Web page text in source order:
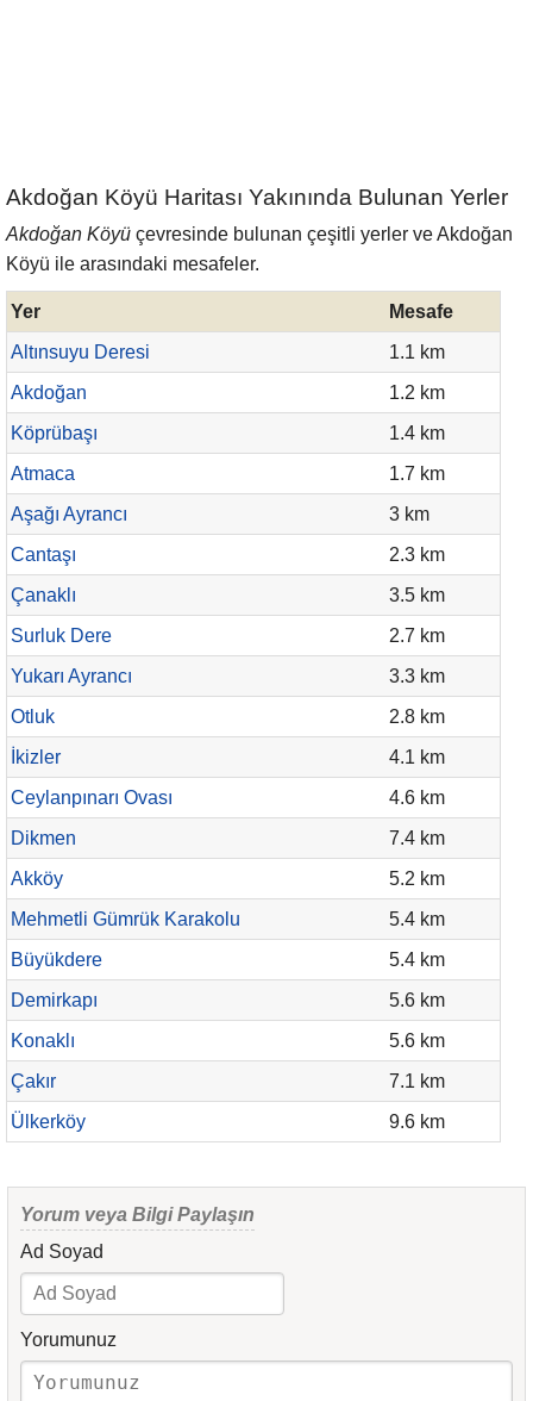
Akdoğan Köyü Haritası Yakınında Bulunan Yerler
Akdoğan Köyü çevresinde bulunan çeşitli yerler ve Akdoğan
Köyü ile arasındaki mesafeler.
Yer
Mesafe
Altınsuyu Deresi
1.1 km
Akdoğan
1.2 km
Köprübaşı
1.4 km
Atmaca
1.7 km
Aşağı Ayrancı
3 km
Cantaşı
2.3 km
Çanaklı
3.5 km
Surluk Dere
2.7 km
Yukarı Ayrancı
3.3 km
Otluk
2.8 km
İkizler
4.1 km
Ceylanpınarı Ovası
4.6 km
Dikmen
7.4 km
Akköy
5.2 km
Mehmetli Gümrük Karakolu
5.4 km
Büyükdere
5.4 km
Demirkapı
5.6 km
Konaklı
5.6 km
Çakır
7.1 km
Ülkerköy
9.6 km
Yorum veya Bilgi Paylaşın
Ad Soyad
Yorumunuz